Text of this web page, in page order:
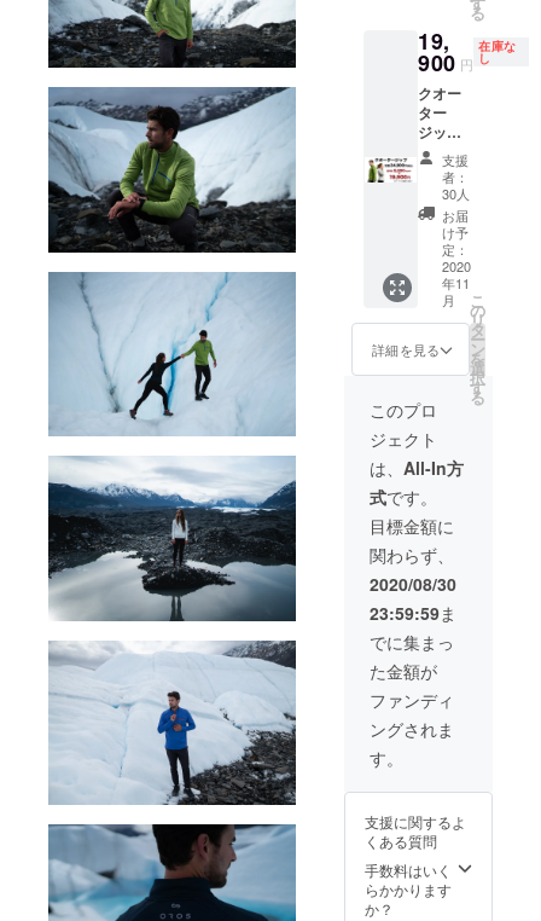
ト実行
者へ連
絡しな
かった
着払い
での配
ります
ので、
予めご
了承下
さい。
・受け
取らな
かった
・入力
した住
所に誤
りが
・住所
変更を
ジェク
ト実行
者へ連
絡しな
きまし
ては変
る場合
がござ
いま
す。ご
了承く
ださ
い。 ※
以下の
ような
支援者
様都合
により
再配送
または
際は、
での配
送とな
ので、
予めご
了承下
さい。
・受け
かった
・入力
所に誤
りが
・住所
ジェク
ト実行
者へ連
絡しな
かった
負担と
させて
いただ
いてお
りま
す） ※
価格は
消費税/
送料を
含みま
す ※配
送時
期：
2020年
11月末
予定 ・
一部の
様につ
ては変
更にな
る場合
がござ
いま
す。ご
了承く
ださ
以下の
ような
支援者
様都合
により
再配送
または
際は、
着払い
での配
送とな
ります
ので、
る
19,
900 円
在庫な
し
クオー
ター
ジップ
１着 カ
ラーと
サイズ
をお選
びくだ
さい。
サイズ
交換が
１度ま
で可能
です。
（ご返
お客様
負担と
させて
いただ
いてお
りま
す） ※
価格は
消費税/
送料を
含みま
す ※配
送時
期：
2020年
11月末
予定 ・
一部の
様につ
ては変
更にな
る場合
がござ
支援
者：
30人
お届
け予
定：
2020
年11
月
詳細を見る
こ
の
リ
タ
ー
ン
を
選
択
す
る
このプロ
ジェクト
は、 All-In方
式です。
目標金額に
関わらず、
2020/08/30
23:59:59ま
でに集まっ
た金額が
ファンディ
ングされま
す。
支援に関するよ
くある質問
手数料はいく
らかかります
か？